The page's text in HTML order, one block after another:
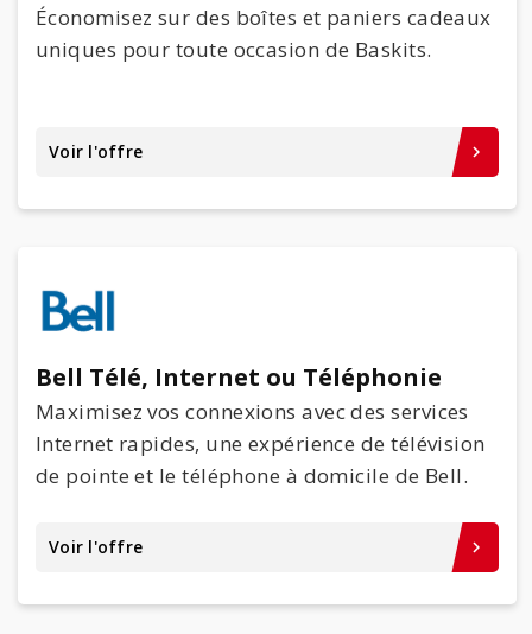
Économisez sur des boîtes et paniers cadeaux
uniques pour toute occasion de Baskits.
Voir l'offre keyboard_arrow_right
Bell Télé, Internet ou Téléphonie
Maximisez vos connexions avec des services
Internet rapides, une expérience de télévision
de pointe et le téléphone à domicile de Bell.
Voir l'offre keyboard_arrow_right